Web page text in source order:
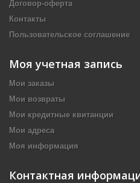
Договор-оферта
Контакты
Пользовательское соглашение
Моя учетная запись
Мои заказы
Мои возвраты
Мои кредитные квитанции
Мои адреса
Моя информация
Контактная